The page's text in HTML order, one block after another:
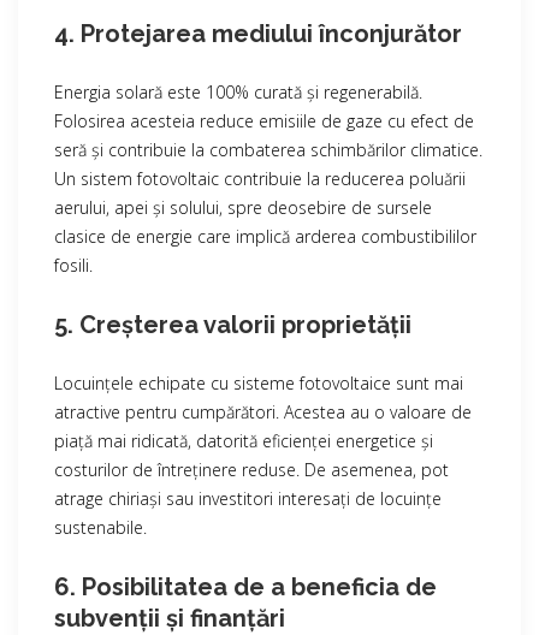
4. Protejarea mediului înconjurător
Energia solară este 100% curată și regenerabilă.
Folosirea acesteia reduce emisiile de gaze cu efect de
seră și contribuie la combaterea schimbărilor climatice.
Un sistem fotovoltaic contribuie la reducerea poluării
aerului, apei și solului, spre deosebire de sursele
clasice de energie care implică arderea combustibililor
fosili.
5. Creșterea valorii proprietății
Locuințele echipate cu sisteme fotovoltaice sunt mai
atractive pentru cumpărători. Acestea au o valoare de
piață mai ridicată, datorită eficienței energetice și
costurilor de întreținere reduse. De asemenea, pot
atrage chiriași sau investitori interesați de locuințe
sustenabile.
6. Posibilitatea de a beneficia de
subvenții și finanțări